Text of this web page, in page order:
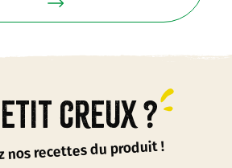
creux ?
nos recettes du produit !